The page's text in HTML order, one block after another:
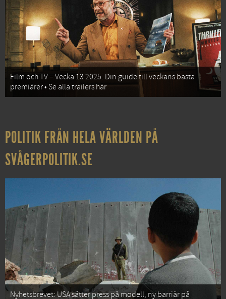
Film och TV – Vecka 13 2025: Din guide till veckans bästa
premiärer • Se alla trailers här
POLITIK FRÅN HELA VÄRLDEN PÅ
SVÅGERPOLITIK.SE
Nyhetsbrevet: USA sätter press på modell, ny barriär på